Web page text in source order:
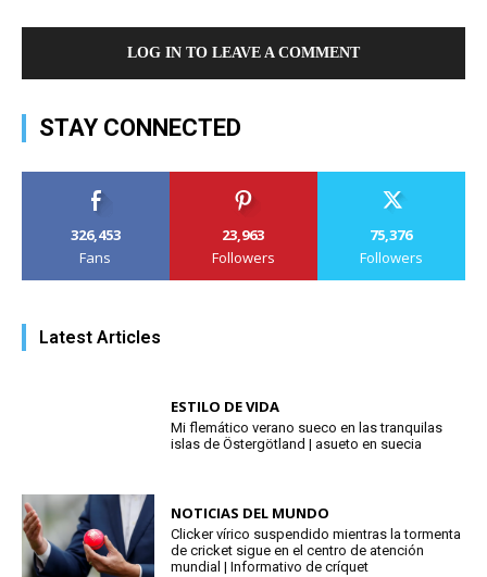
LOG IN TO LEAVE A COMMENT
STAY CONNECTED
326,453
Fans
23,963
Followers
75,376
Followers
Latest Articles
ESTILO DE VIDA
Mi flemático verano sueco en las tranquilas
islas de Östergötland | asueto en suecia
NOTICIAS DEL MUNDO
Clicker vírico suspendido mientras la tormenta
de cricket sigue en el centro de atención
mundial | Informativo de críquet